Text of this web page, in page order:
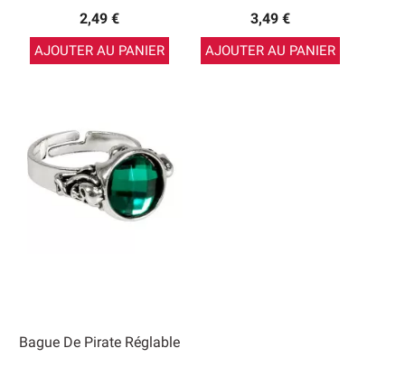
2,49 €
AJOUTER AU PANIER
3,49 €
AJOUTER AU PANIER
Bague De Pirate Réglable